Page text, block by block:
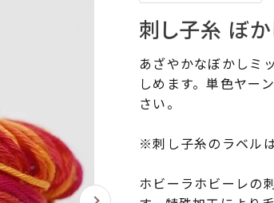
刺し子糸 ぼ
あざやかなぼかしミ
しめます。単色ヤー
さい。
※刺し子糸のラベル
ホビーラホビーレの